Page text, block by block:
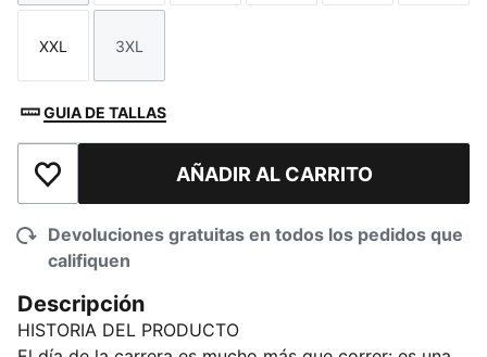
Talla
XXL
Talla
3XL
GUIA DE TALLAS
Añadir a la lista de deseosAÑADIR AL CARRITO
Devoluciones gratuitas en todos los pedidos que
califiquen
Descripción
HISTORIA DEL PRODUCTO